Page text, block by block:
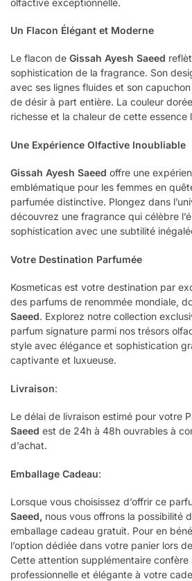
Un Flacon Élégant et Moderne
Le flacon de Gissah Ayesh Saeed
sophistication de la fragrance. Son
avec ses lignes fluides et son
de désir à part entière. La couleur
richesse et la chaleur de cette essence
Une Expérience Olfactive Inoubliable
Gissah Ayesh Saeed offre une
emblématique pour les femmes en
parfumée distinctive. Plongez dans
découvrez une fragrance qui célèbre
sophistication avec une subtilité
Votre Destination Parfumée
Kosmeticas est votre destination par
des parfums de renommée mondiale,
Saeed. Explorez notre collection
parfum signature parmi nos trésors
style avec élégance et sophistication
captivante et luxueuse.
Livraison:
Le délai de livraison estimé pour votre
Saeed est de 24h à 48h ouvrables à
d’achat.
Emballage Cadeau:
Lorsque vous choisissez d’offrir ce
Saeed, nous vous offrons la possibilité
emballage cadeau gratuit. Pour en
l’option dédiée dans votre panier lors
Cette attention supplémentaire confère
professionnelle et élégante à votre